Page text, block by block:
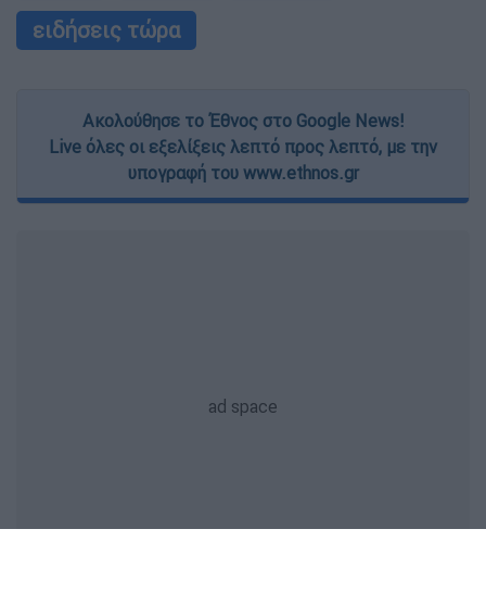
ειδήσεις τώρα
Ακολούθησε το Έθνος στο Google News!
Live όλες οι εξελίξεις λεπτό προς λεπτό, με την
υπογραφή του www.ethnos.gr